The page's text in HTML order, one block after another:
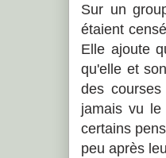
Sur un
étaient
Elle ajoute
qu'elle et
des
jamais vu
certains
peu après